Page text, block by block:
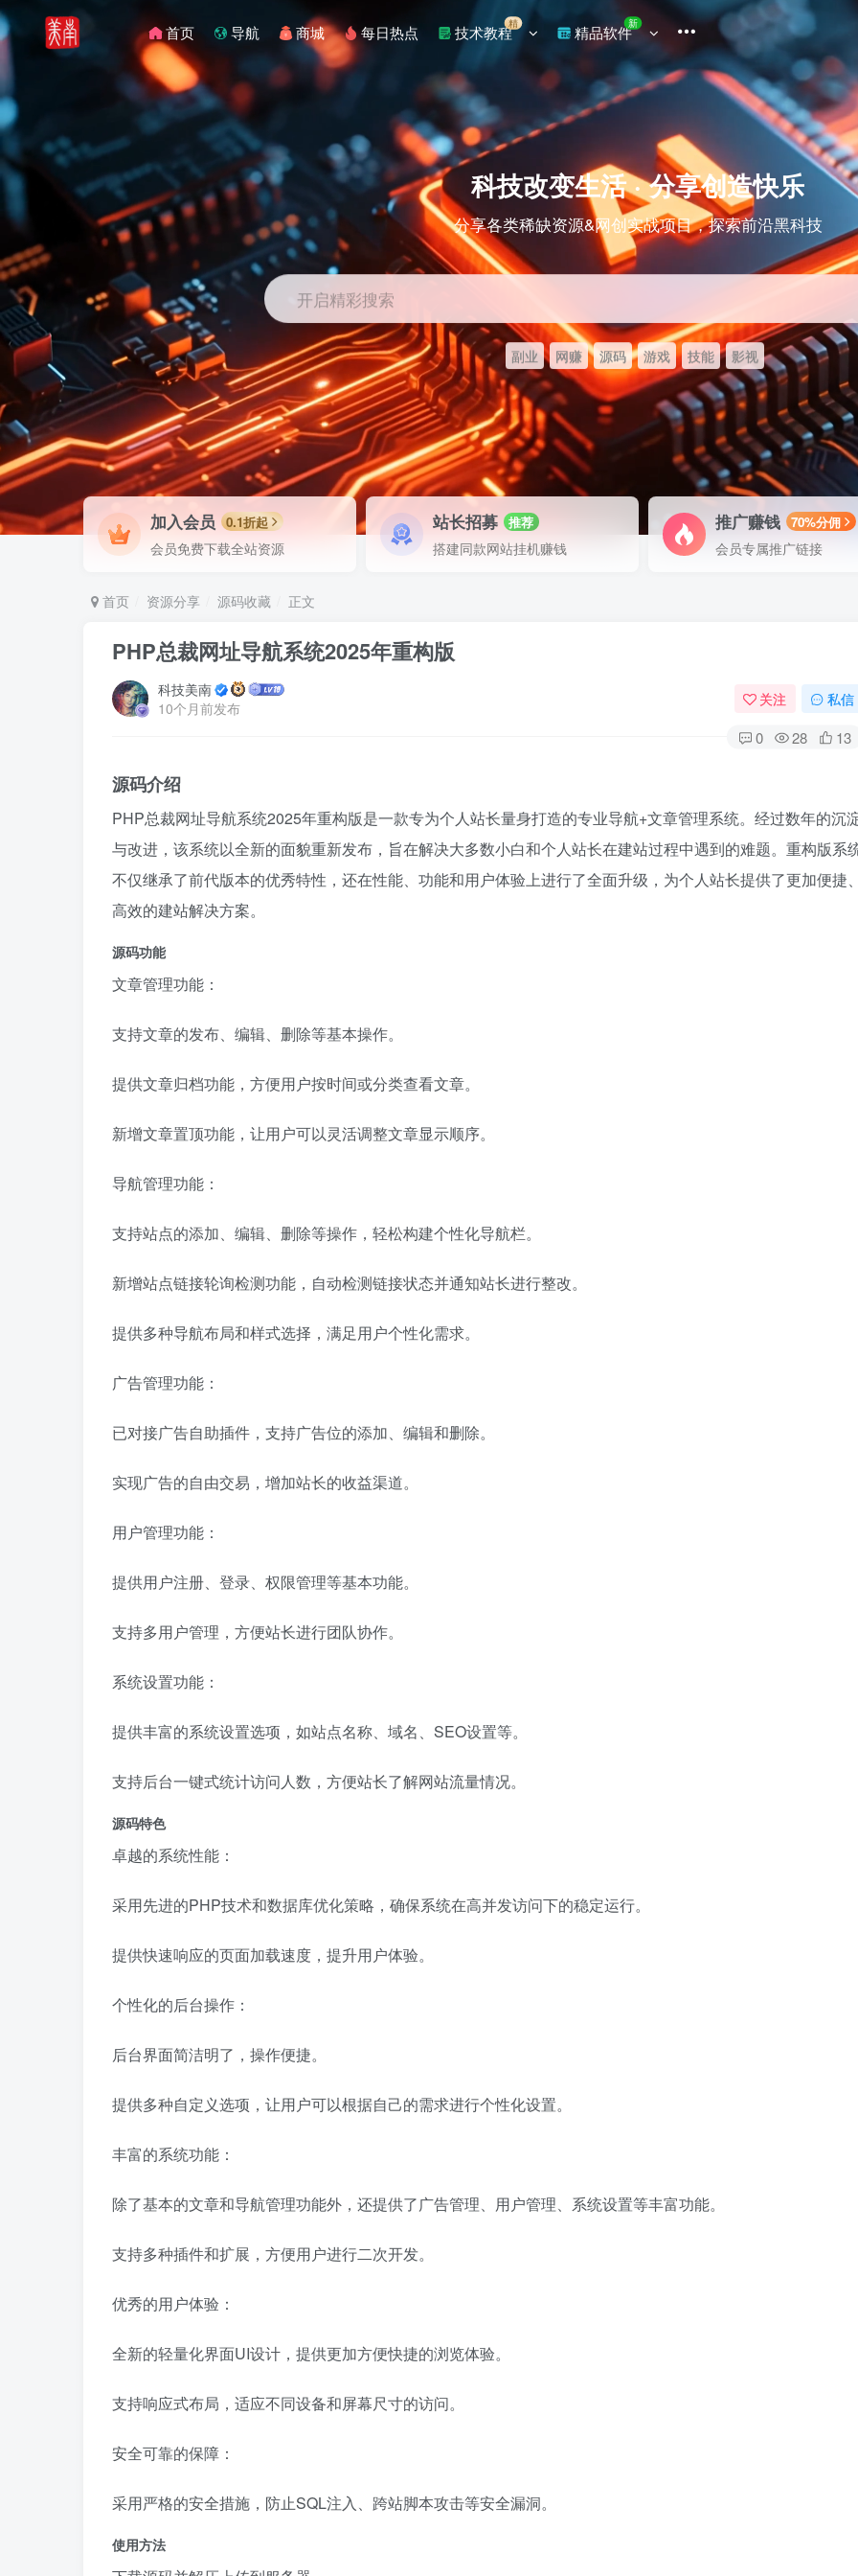
首页 导航 商城 每日热点 技术教程精 精品软件新
科技改变生活 · 分享创造快乐
分享各类稀缺资源&网创实战项目，探索前沿黑科技
开启精彩搜索
副业 网赚 源码 游戏 技能 影视
加入会员 0.1折起
会员免费下载全站资源
站长招募 推荐
搭建同款网站挂机赚钱
推广赚钱 70%分佣
会员专属推广链接
首页 资源分享 源码收藏 正文
PHP总裁网址导航系统2025年重构版
科技美南
10个月前发布
关注 私信
0 28 13
源码介绍
PHP总裁网址导航系统2025年重构版是一款专为个人站长量身打造的专业导航+文章管理系统。经过数年的沉
与改进，该系统以全新的面貌重新发布，旨在解决大多数小白和个人站长在建站过程中遇到的难题。重构版系
不仅继承了前代版本的优秀特性，还在性能、功能和用户体验上进行了全面升级，为个人站长提供了更加便捷
高效的建站解决方案。
源码功能
文章管理功能：
支持文章的发布、编辑、删除等基本操作。
提供文章归档功能，方便用户按时间或分类查看文章。
新增文章置顶功能，让用户可以灵活调整文章显示顺序。
导航管理功能：
支持站点的添加、编辑、删除等操作，轻松构建个性化导航栏。
新增站点链接轮询检测功能，自动检测链接状态并通知站长进行整改。
提供多种导航布局和样式选择，满足用户个性化需求。
广告管理功能：
已对接广告自助插件，支持广告位的添加、编辑和删除。
实现广告的自由交易，增加站长的收益渠道。
用户管理功能：
提供用户注册、登录、权限管理等基本功能。
支持多用户管理，方便站长进行团队协作。
系统设置功能：
提供丰富的系统设置选项，如站点名称、域名、SEO设置等。
支持后台一键式统计访问人数，方便站长了解网站流量情况。
源码特色
卓越的系统性能：
采用先进的PHP技术和数据库优化策略，确保系统在高并发访问下的稳定运行。
提供快速响应的页面加载速度，提升用户体验。
个性化的后台操作：
后台界面简洁明了，操作便捷。
提供多种自定义选项，让用户可以根据自己的需求进行个性化设置。
丰富的系统功能：
除了基本的文章和导航管理功能外，还提供了广告管理、用户管理、系统设置等丰富功能。
支持多种插件和扩展，方便用户进行二次开发。
优秀的用户体验：
全新的轻量化界面UI设计，提供更加方便快捷的浏览体验。
支持响应式布局，适应不同设备和屏幕尺寸的访问。
安全可靠的保障：
采用严格的安全措施，防止SQL注入、跨站脚本攻击等安全漏洞。
使用方法